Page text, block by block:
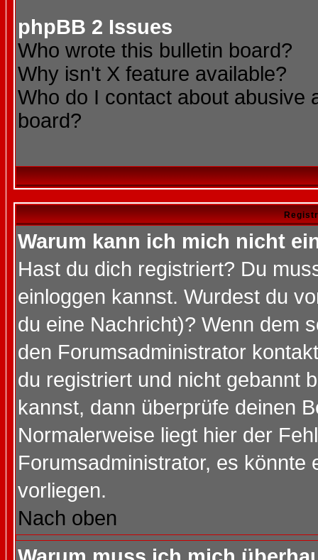
phpBB 2 Issues
Who wrote this bulletin board?
Why isn't X feature available?
Who do I contact about abusive
board?
Warum kann ich mich nicht
Hast du dich registriert? Du
einloggen kannst. Wurdest du
du eine Nachricht)? Wenn dem
den Forumsadministrator
du registriert und nicht gebannt
kannst, dann überprüfe deinen
Normalerweise liegt hier der
Forumsadministrator, es könnte
vorliegen.
Nach oben